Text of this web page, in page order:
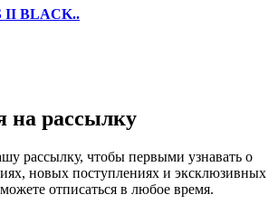
II BLACK..
на рассылку
рассылку, чтобы первыми узнавать о
новых поступлениях и эксклюзивных
отписаться в любое время.